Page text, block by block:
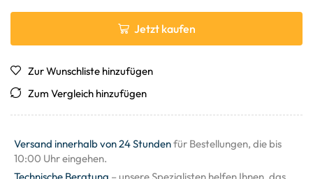
Jetzt kaufen
Zur Wunschliste hinzufügen
Zum Vergleich hinzufügen
Versand innerhalb von 24 Stundenfür Bestellungen, die bis
10:00 Uhr eingehen.
Technische Beratung – unsere Spezialisten helfen Ihnen, das